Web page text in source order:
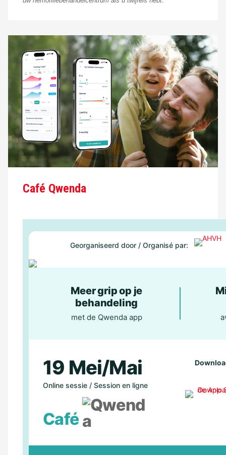
Café Qwenda
Georganiseerd door / Organisé par:
Meer grip op je
behandeling
met de Qwenda app
19 Mei/Mai
Online sessie / Session en ligne
Café